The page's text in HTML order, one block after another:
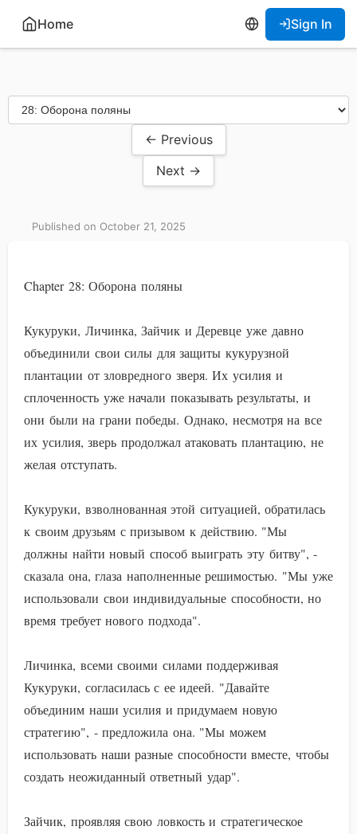
Home Sign In
← Previous
Next →
Published on October 21, 2025
Chapter 28: Оборона поляны
Кукуруки, Личинка, Зайчик и Деревце уже давно
объединили свои силы для защиты кукурузной
плантации от зловредного зверя. Их усилия и
сплоченность уже начали показывать результаты, и
они были на грани победы. Однако, несмотря на все
их усилия, зверь продолжал атаковать плантацию, не
желая отступать.
Кукуруки, взволнованная этой ситуацией, обратилась
к своим друзьям с призывом к действию. "Мы
должны найти новый способ выиграть эту битву", -
сказала она, глаза наполненные решимостью. "Мы уже
использовали свои индивидуальные способности, но
время требует нового подхода".
Личинка, всеми своими силами поддерживая
Кукуруки, согласилась с ее идеей. "Давайте
объединим наши усилия и придумаем новую
стратегию", - предложила она. "Мы можем
использовать наши разные способности вместе, чтобы
создать неожиданный ответный удар".
Зайчик, проявляя свою ловкость и стратегическое